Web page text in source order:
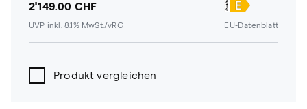
2'149.00 CHF
UVP inkl. 8.1% MwSt./vRG EU-Datenblatt
Produkt vergleichen